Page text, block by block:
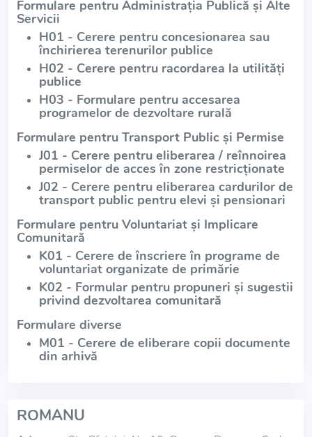
Formulare pentru Administrația Publică și Alte
Servicii
H01 - Cerere pentru concesionarea sau
închirierea terenurilor publice
H02 - Cerere pentru racordarea la utilități
publice
H03 - Formulare pentru accesarea
programelor de dezvoltare rurală
Formulare pentru Transport Public și Permise
J01 - Cerere pentru eliberarea / reînnoirea
permiselor de acces în zone restricționate
J02 - Cerere pentru eliberarea cardurilor de
transport public pentru elevi și pensionari
Formulare pentru Voluntariat și Implicare
Comunitară
K01 - Cerere de înscriere în programe de
voluntariat organizate de primărie
K02 - Formular pentru propuneri și sugestii
privind dezvoltarea comunitară
Formulare diverse
M01 - Cerere de eliberare copii documente
din arhivă
ROMANU